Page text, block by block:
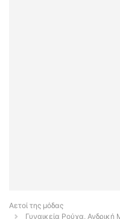
Αετοί της μόδας
Γυναικεία Ρούχα,